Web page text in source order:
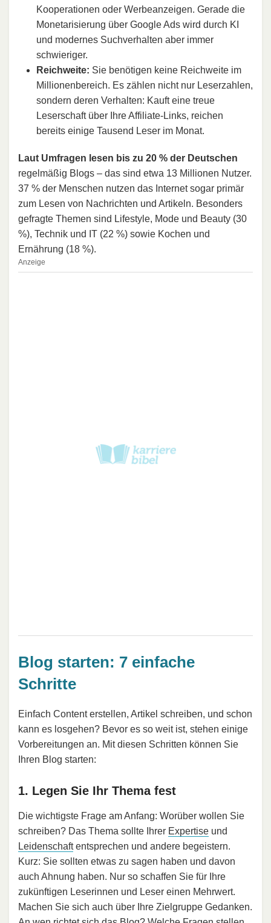
Kooperationen oder Werbeanzeigen. Gerade die
Monetarisierung über Google Ads wird durch KI
und modernes Suchverhalten aber immer
schwieriger.
Reichweite: Sie benötigen keine Reichweite im
Millionenbereich. Es zählen nicht nur Leserzahlen,
sondern deren Verhalten: Kauft eine treue
Leserschaft über Ihre Affiliate-Links, reichen
bereits einige Tausend Leser im Monat.
Laut Umfragen lesen bis zu 20 % der Deutschen
regelmäßig Blogs – das sind etwa 13 Millionen Nutzer.
37 % der Menschen nutzen das Internet sogar primär
zum Lesen von Nachrichten und Artikeln. Besonders
gefragte Themen sind Lifestyle, Mode und Beauty (30
%), Technik und IT (22 %) sowie Kochen und
Ernährung (18 %).
Anzeige
Blog starten: 7 einfache
Schritte
Einfach Content erstellen, Artikel schreiben, und schon
kann es losgehen? Bevor es so weit ist, stehen einige
Vorbereitungen an. Mit diesen Schritten können Sie
Ihren Blog starten:
1. Legen Sie Ihr Thema fest
Die wichtigste Frage am Anfang: Worüber wollen Sie
schreiben? Das Thema sollte Ihrer Expertise und
Leidenschaftentsprechen und andere begeistern.
Kurz: Sie sollten etwas zu sagen haben und davon
auch Ahnung haben. Nur so schaffen Sie für Ihre
zukünftigen Leserinnen und Leser einen Mehrwert.
Machen Sie sich auch über Ihre Zielgruppe Gedanken.